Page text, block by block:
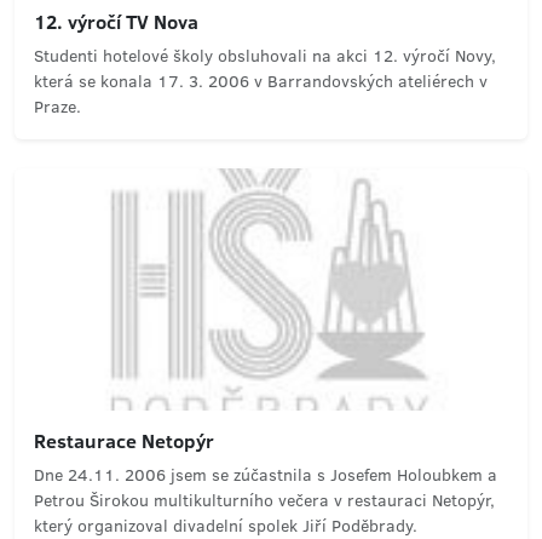
12. výročí TV Nova
Studenti hotelové školy obsluhovali na akci 12. výročí Novy,
která se konala 17. 3. 2006 v Barrandovských ateliérech v
Praze.
Restaurace Netopýr
Dne 24.11. 2006 jsem se zúčastnila s Josefem Holoubkem a
Petrou Širokou multikulturního večera v restauraci Netopýr,
který organizoval divadelní spolek Jiří Poděbrady.